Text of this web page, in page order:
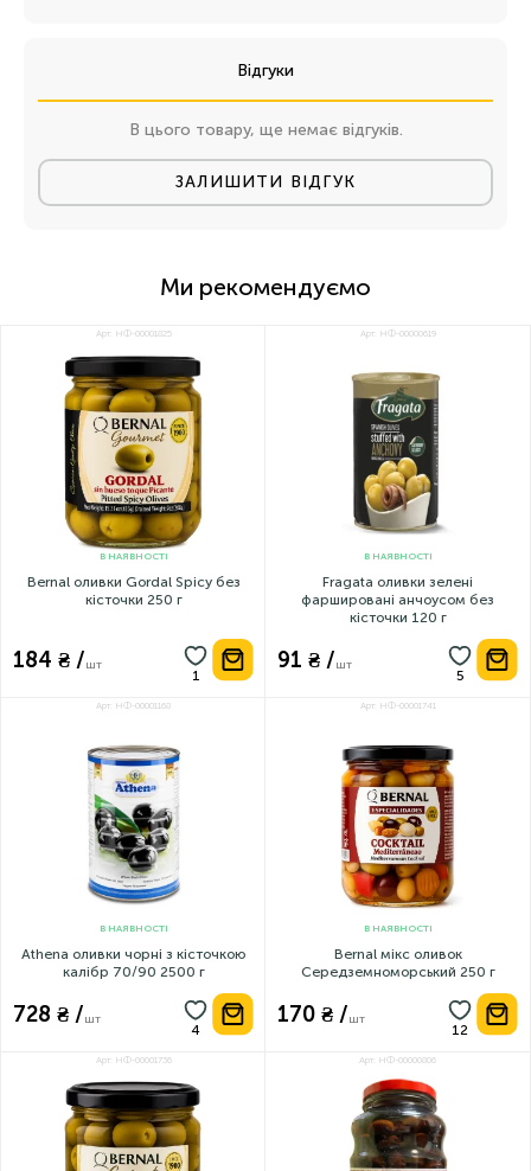
Відгуки
В цього товару, ще немає відгуків.
ЗАЛИШИТИ ВІДГУК
Ми рекомендуємо
Арт: НФ-00001825
В НАЯВНОСТІ
Bernal оливки Gordal Spicy без
кісточки 250 г
184 ₴ /шт
Арт: НФ-00000619
В НАЯВНОСТІ
Fragata оливки зелені
фаршировані анчоусом без
кісточки 120 г
91 ₴ /шт
Арт: НФ-00001168
В НАЯВНОСТІ
Athena оливки чорні з кісточкою
калібр 70/90 2500 г
728 ₴ /шт
Арт: НФ-00001741
В НАЯВНОСТІ
Bernal мікс оливок
Середземноморський 250 г
170 ₴ /шт
Арт: НФ-00001736 Арт: НФ-00000806